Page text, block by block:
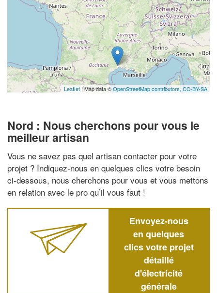
Leaflet | Map data ©OpenStreetMap contributors, CC-BY-SA
Nord : Nous cherchons pour vous le
meilleur artisan
Vous ne savez pas quel artisan contacter pour votre
projet ? Indiquez-nous en quelques clics votre besoin
ci-dessous, nous cherchons pour vous et vous mettons
en relation avec le pro qu’il vous faut !
Envoyez-nous
en quelques
clics votre projet
détaillé
d'électricité
générale